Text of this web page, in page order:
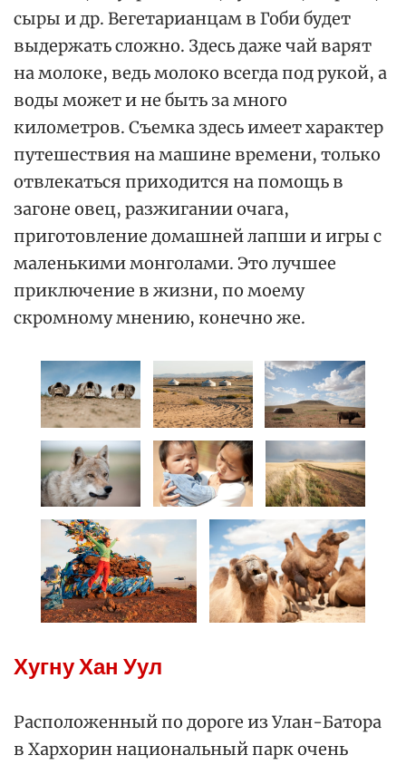
сыры и др. Вегетарианцам в Гоби будет
выдержать сложно. Здесь даже чай варят
на молоке, ведь молоко всегда под рукой, а
воды может и не быть за много
километров. Съемка здесь имеет характер
путешествия на машине времени, только
отвлекаться приходится на помощь в
загоне овец, разжигании очага,
приготовление домашней лапши и игры с
маленькими монголами. Это лучшее
приключение в жизни, по моему
скромному мнению, конечно же.
Хугну Хан Уул
Расположенный по дороге из Улан-Батора
в Хархорин национальный парк очень